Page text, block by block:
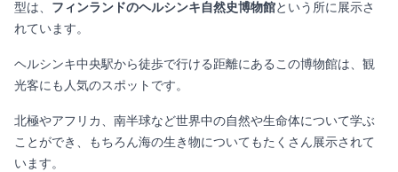
型は、 フィンランドのヘルシンキ自然史博物館という所に展示さ
れています。
ヘルシンキ中央駅から徒歩で行ける距離にあるこの博物館は、観
光客にも人気のスポットです。
北極やアフリカ、南半球など世界中の自然や生命体について学ぶ
ことができ、もちろん海の生き物についてもたくさん展示されて
います。